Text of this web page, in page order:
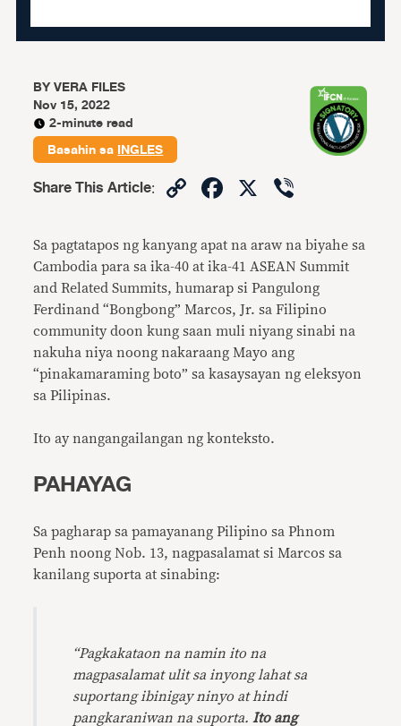
BYVERA FILES
Nov 15, 2022
2-minute read
Basahin saINGLES
Share This Article: CopyFacebook
X
Sa pagtatapos ng kanyang apat na araw na biyahe sa
Cambodia para sa ika-40 at ika-41 ASEAN Summit
and Related Summits, humarap si Pangulong
Ferdinand “Bongbong” Marcos, Jr. sa Filipino
community doon kung saan muli niyang sinabi na
nakuha niya noong nakaraang Mayo ang
“pinakamaraming boto” sa kasaysayan ng eleksyon
sa Pilipinas.
Ito ay nangangailangan ng konteksto.
PAHAYAG
Sa pagharap sa pamayanang Pilipino sa Phnom
Penh noong Nob. 13, nagpasalamat si Marcos sa
kanilang suporta at sinabing:
“Pagkakataon na namin ito na
magpasalamat ulit sa inyong lahat sa
suportang ibinigay ninyo at hindi
pangkaraniwan na suporta. Ito ang